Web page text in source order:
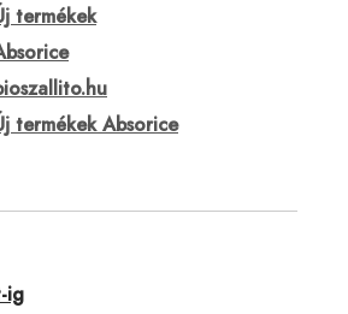
termékek
termékek Absorice
ig